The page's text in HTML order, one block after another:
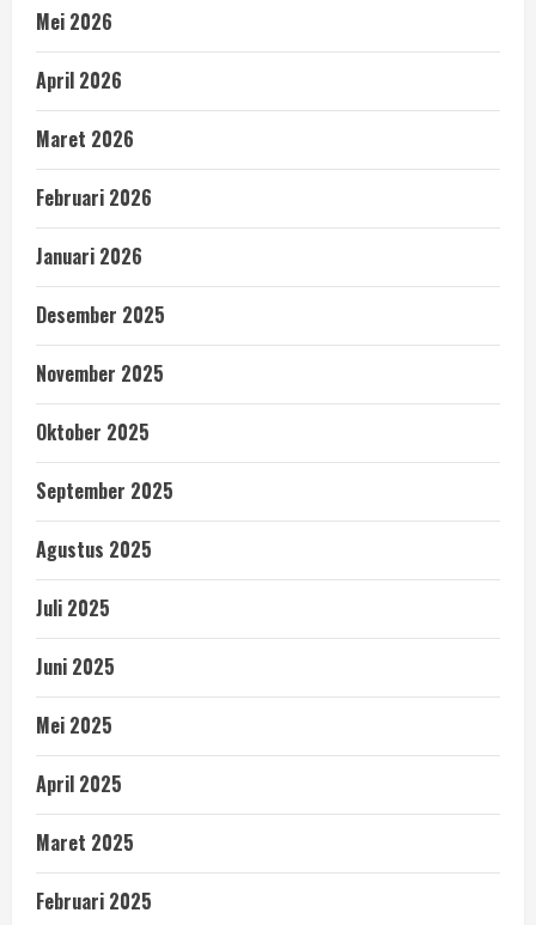
Mei 2026
April 2026
Maret 2026
Februari 2026
Januari 2026
Desember 2025
November 2025
Oktober 2025
September 2025
Agustus 2025
Juli 2025
Juni 2025
Mei 2025
April 2025
Maret 2025
Februari 2025